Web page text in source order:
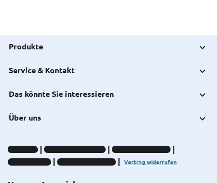
Produkte
Service & Kontakt
Das könnte Sie interessieren
Über uns
Impressum Datenschutz-Hinweise
Compliance-Hinweise
Barrierefreiheit
Cookie-Einstellungen Vertrag widerrufen